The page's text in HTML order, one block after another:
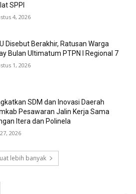
SPPI
4, 2026
Disebut Berakhir, Ratusan Warga
Bulan Ultimatum PTPN I Regional 7
1, 2026
SDM dan Inovasi Daerah
Pesawaran Jalin Kerja Sama
Itera dan Polinela
2026
lebih banyak